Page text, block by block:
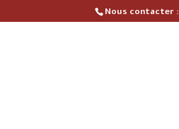
Nous contacter :